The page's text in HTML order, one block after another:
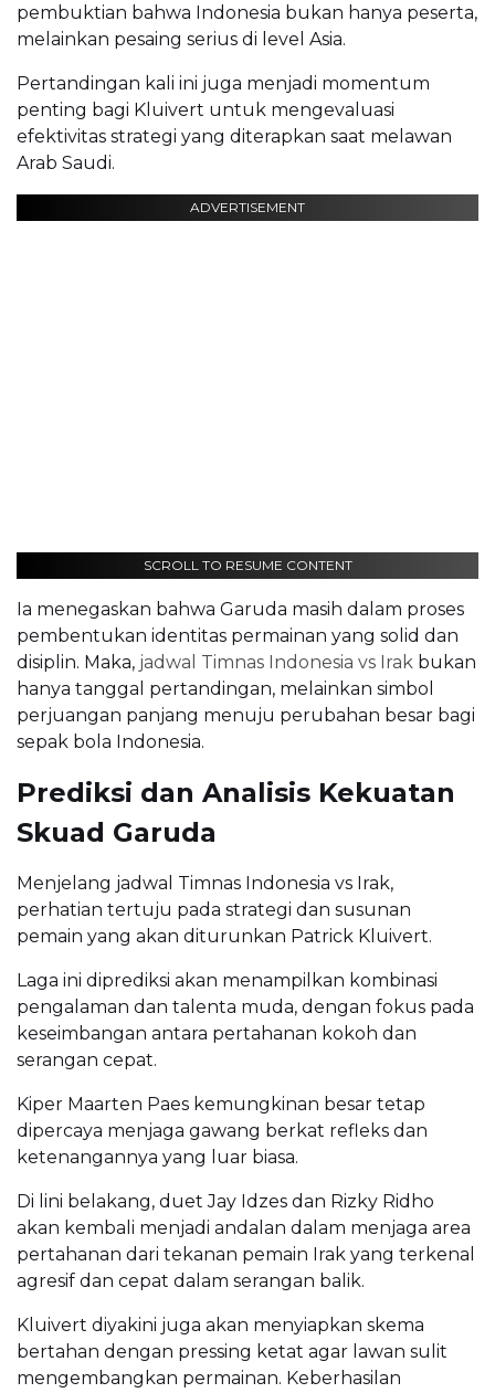
pembuktian bahwa Indonesia bukan hanya peserta,
melainkan pesaing serius di level Asia.
Pertandingan kali ini juga menjadi momentum
penting bagi Kluivert untuk mengevaluasi
efektivitas strategi yang diterapkan saat melawan
Arab Saudi.
ADVERTISEMENT
SCROLL TO RESUME CONTENT
Ia menegaskan bahwa Garuda masih dalam proses
pembentukan identitas permainan yang solid dan
disiplin. Maka, jadwal Timnas Indonesia vs Irak bukan
hanya tanggal pertandingan, melainkan simbol
perjuangan panjang menuju perubahan besar bagi
sepak bola Indonesia.
Prediksi dan Analisis Kekuatan
Skuad Garuda
Menjelang jadwal Timnas Indonesia vs Irak,
perhatian tertuju pada strategi dan susunan
pemain yang akan diturunkan Patrick Kluivert.
Laga ini diprediksi akan menampilkan kombinasi
pengalaman dan talenta muda, dengan fokus pada
keseimbangan antara pertahanan kokoh dan
serangan cepat.
Kiper Maarten Paes kemungkinan besar tetap
dipercaya menjaga gawang berkat refleks dan
ketenangannya yang luar biasa.
Di lini belakang, duet Jay Idzes dan Rizky Ridho
akan kembali menjadi andalan dalam menjaga area
pertahanan dari tekanan pemain Irak yang terkenal
agresif dan cepat dalam serangan balik.
Kluivert diyakini juga akan menyiapkan skema
bertahan dengan pressing ketat agar lawan sulit
mengembangkan permainan. Keberhasilan